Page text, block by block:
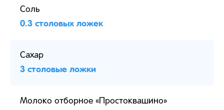
Соль
0.3 столовых ложек
Сахар
3 столовые ложки
Молоко отборное «Простоквашино»